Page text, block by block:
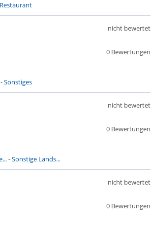
Restaurant
0 Bewertungen
nicht bewertet
Sonstiges
0 Bewertungen
nicht bewertet
-Sonstige Lands...
0 Bewertungen
nicht bewertet